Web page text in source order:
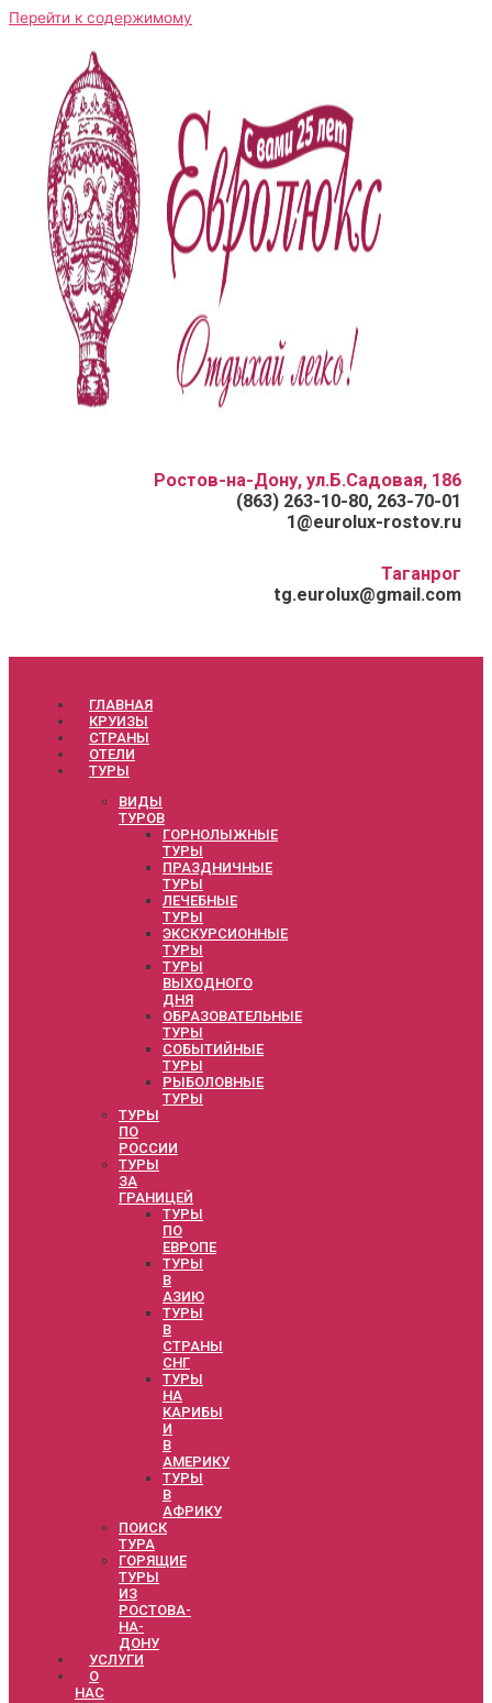
Перейти к содержимому
Ростов-на-Дону, ул.Б.Садовая, 186
(863) 263-10-80, 263-70-01
1@eurolux-rostov.ru
Таганрог
tg.eurolux@gmail.com
ГЛАВНАЯ
КРУИЗЫ
СТРАНЫ
ОТЕЛИ
ТУРЫ
ВИДЫ
ТУРОВ
ГОРНОЛЫЖНЫЕ
ТУРЫ
ПРАЗДНИЧНЫЕ
ТУРЫ
ЛЕЧЕБНЫЕ
ТУРЫ
ЭКСКУРСИОННЫЕ
ТУРЫ
ТУРЫ
ВЫХОДНОГО
ДНЯ
ОБРАЗОВАТЕЛЬНЫЕ
ТУРЫ
СОБЫТИЙНЫЕ
ТУРЫ
РЫБОЛОВНЫЕ
ТУРЫ
ТУРЫ
ПО
РОССИИ
ТУРЫ
ЗА
ГРАНИЦЕЙ
ТУРЫ
ПО
ЕВРОПЕ
ТУРЫ
В
АЗИЮ
ТУРЫ
В
СТРАНЫ
СНГ
ТУРЫ
НА
КАРИБЫ
И
В
АМЕРИКУ
ТУРЫ
В
АФРИКУ
ПОИСК
ТУРА
ГОРЯЩИЕ
ТУРЫ
ИЗ
РОСТОВА-
НА-
ДОНУ
УСЛУГИ
О
НАС